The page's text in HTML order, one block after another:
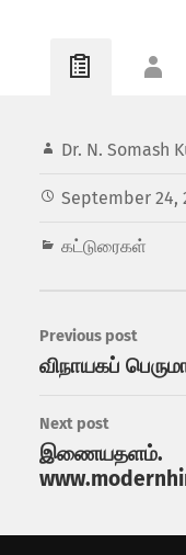
Dr. N. Somash
September 24,
கட்டுரைகள்
Previous post
விநாயகப்
Next post
இணையதளம்.